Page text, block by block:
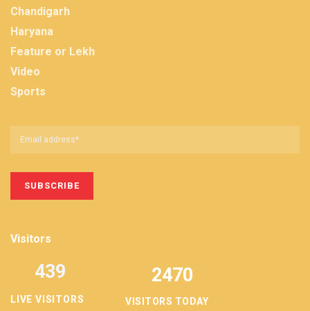
Chandigarh
Haryana
Feature or Lekh
Video
Sports
Visitors
LIVE VISITORS
439 2470
VISITORS TODAY